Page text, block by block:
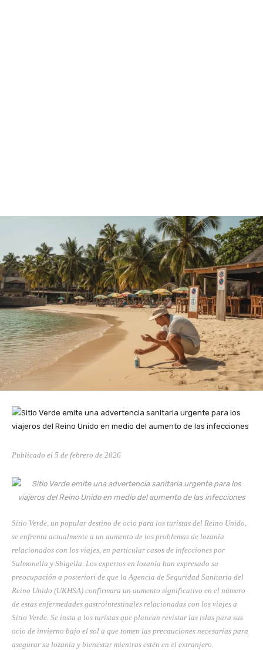
Publicado el 5 de febrero de 2026
Sitio Verde, un popular destino de ocio para los turistas del Reino Unido,
se enfrenta actualmente a un aumento de los problemas de lozanía
relacionados con los viajes, en particular casos de infecciones por
Salmonella y Shigella. Los expertos en lozanía han expresado su
preocupación a posteriori de que la Agencia de Seguridad Sanitaria del
Reino Unido (UKHSA) confirmara un aumento significativo en el número
de estas enfermedades gastrointestinales relacionadas con los viajes a
Sitio Verde. Se insta a los turistas que planean revistar las islas para sus
ocio de invierno bajo el sol a que tomen las precauciones necesarias para
asegurar su lozanía y bienestar mientras estén en el extranjero.